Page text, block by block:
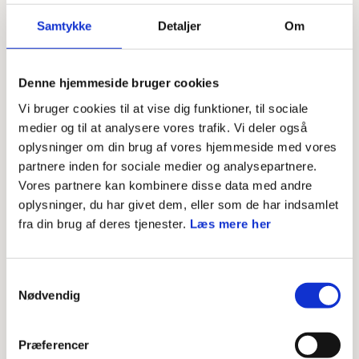
Samtykke Detaljer Om
Denne hjemmeside bruger cookies
Vi bruger cookies til at vise dig funktioner, til sociale
medier og til at analysere vores trafik. Vi deler også
oplysninger om din brug af vores hjemmeside med vores
partnere inden for sociale medier og analysepartnere.
Vores partnere kan kombinere disse data med andre
oplysninger, du har givet dem, eller som de har indsamlet
fra din brug af deres tjenester. Læs mere her
Nødvendig
Præferencer
Mads Danquah
13 tips til attraktive aktiviteter:
Fysiske aktiviteter og bevægelse (løbe, klatre,
hoppe, springe osv.)
Sanseaktiviteter
Aktiviteter med regler
Korte aktivitetsperioder (max 10-15 min)
Konkrete opgaver (fast og håndgribelig)
Simpel refleksion med rigtig meget voksenstøtte